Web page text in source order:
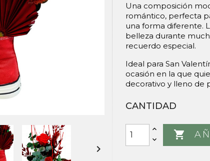

Una composición
romántico, perfecta
una forma diferente.
belleza durante
recuerdo especial.
Ideal para San
ocasión en la que
decorativo y lleno de
CANTIDAD
